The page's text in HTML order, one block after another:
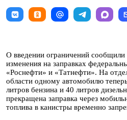
О введении ограничений сообщили
изменения на заправках
«Роснефти» и «Татнефти». На
области одному автомобилю
литров бензина и 40 литров
прекращена заправка через
топлива в канистры временно